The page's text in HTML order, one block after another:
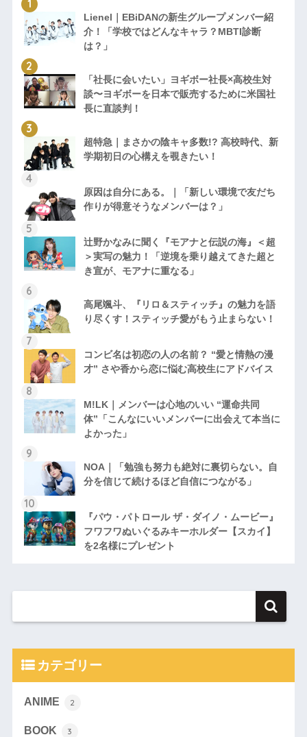
Lienel｜EBiDANの新生グループメンバー紹
介！「学校ではどんなキャラ？MBTI診断
は？」
「社長に会いたい」ヨギボー社長×高校生対
談〜ヨギボーを日本で販売するために米国社
長に直談判！
超特急｜まさかの陰キャ多数!? 高校時代、新
学期初日の心構えを覗きたい！
原因は自分にある。｜「新しい環境で友だち
作りが得意そうなメンバーは？」
辻野かなみに聞く『モアナと伝説の海』＜超
＞実写の魅力！「逆境を乗り越えてきた超と
き宣が、モアナに重なる」
高尾颯斗、『リロ＆スティッチ』の魅力を語
り尽くす！スティッチ愛がもう止まらない！
コンビ名は初恋の人の名前？ “愛と情熱の漫
才” さや香から恋に悩む高校生にアドバイス
M!LK｜メンバーは心地のいい “運命共同
体”「こんなにいいメンバーに出会えて本当に
よかった」
NOA｜「勉強も努力も絶対に裏切らない。自
分を信じて続けるほど自信につながる」
『パウ・パトロール ザ・ダイノ・ムービー』
フワフワぬいぐるみキーホルダー【スカイ】
を2名様にプレゼント
カテゴリー
ANIME 2
BOOK 3